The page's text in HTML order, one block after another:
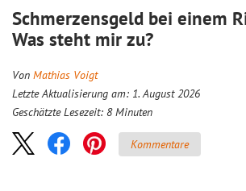
Schmerzensgeld bei einem
Was steht mir zu?
Von Mathias Voigt
Letzte Aktualisierung am: 1. August 2026
Geschätzte Lesezeit: 8 Minuten
Kommentare